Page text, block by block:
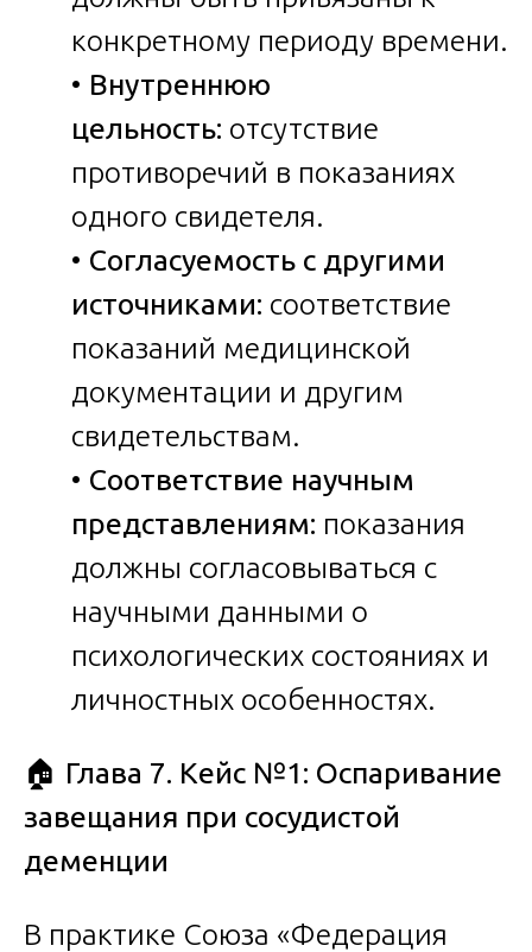
конкретному периоду времени.
• Внутреннюю
цельность: отсутствие
противоречий в показаниях
одного свидетеля.
• Согласуемость с другими
источниками: соответствие
показаний медицинской
документации и другим
свидетельствам.
• Соответствие научным
представлениям: показания
должны согласовываться с
научными данными о
психологических состояниях и
личностных особенностях.
🏠 Глава 7. Кейс №1: Оспаривание
завещания при сосудистой
деменции
В практике Союза «Федерация